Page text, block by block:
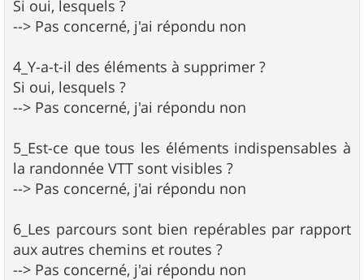
Si oui, lesquels ?
--> Pas concerné, j'ai répondu non
4_Y-a-t-il des éléments à supprimer ?
Si oui, lesquels ?
--> Pas concerné, j'ai répondu non
5_Est-ce que tous les éléments indispensables à
la randonnée VTT sont visibles ?
--> Pas concerné, j'ai répondu non
6_Les parcours sont bien repérables par rapport
aux autres chemins et routes ?
--> Pas concerné, j'ai répondu non